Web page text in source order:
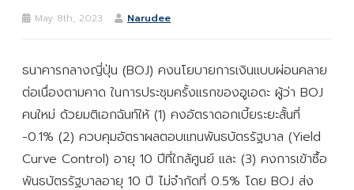
May 8th, 2023 Narudee
ธนาคารกลางญี่ปุ่น (BOJ) คงนโยบายการเงินแบบผ่อนคลาย
ต่อเนื่องตามคาด ในการประชุมครั้งแรกของอูเอดะ ผู้ว่า BOJ
คนใหม่ ด้วยมติเอกฉันท์ให้ (1) คงอัตราดอกเบี้ยระยะสั้นที่
-0.1% (2) ควบคุมอัตราผลตอบแทนพันธบัตรรัฐบาล (Yield
Curve Control) อายุ 10 ปีที่ใกล้ศูนย์ และ (3) คงการเข้าซื้อ
พันธบัตรรัฐบาลอายุ 10 ปี ไม่จำกัดที่ 0.5% โดย BOJ ส่ง